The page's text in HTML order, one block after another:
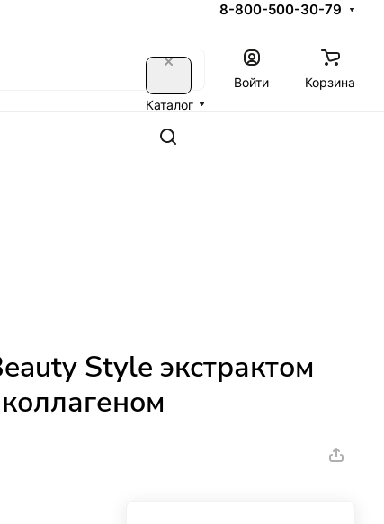
8-800-500-30-79
Каталог
Войти Корзина
Style экстрактом